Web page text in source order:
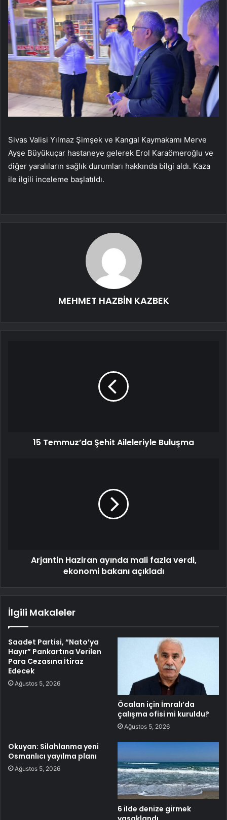
Sivas Valisi Yılmaz Şimşek ve Kangal Kaymakamı Merve
Ayşe Büyükuçar hastaneye gelerek Erol Karaömeroğlu ve
diğer yaralıların sağlık durumları hakkında bilgi aldı. Kaza
ile ilgili inceleme başlatıldı.
MEHMET HAZBİN KAZBEK
15 Temmuz’da Şehit Aileleriyle Buluşma
Arjantin Haziran ayında mali fazla verdi,
ekonomi bakanı açıkladı
İlgili Makaleler
Saadet Partisi, “Nato’ya
Hayır” Pankartına Verilen
Para Cezasına İtiraz
Edecek
Ağustos 5, 2026
Öcalan için İmralı’da
çalışma ofisi mi kuruldu?
Ağustos 5, 2026
Okuyan: Silahlanma yeni
Osmanlıcı yayılma planı
Ağustos 5, 2026
6 ilde denize girmek